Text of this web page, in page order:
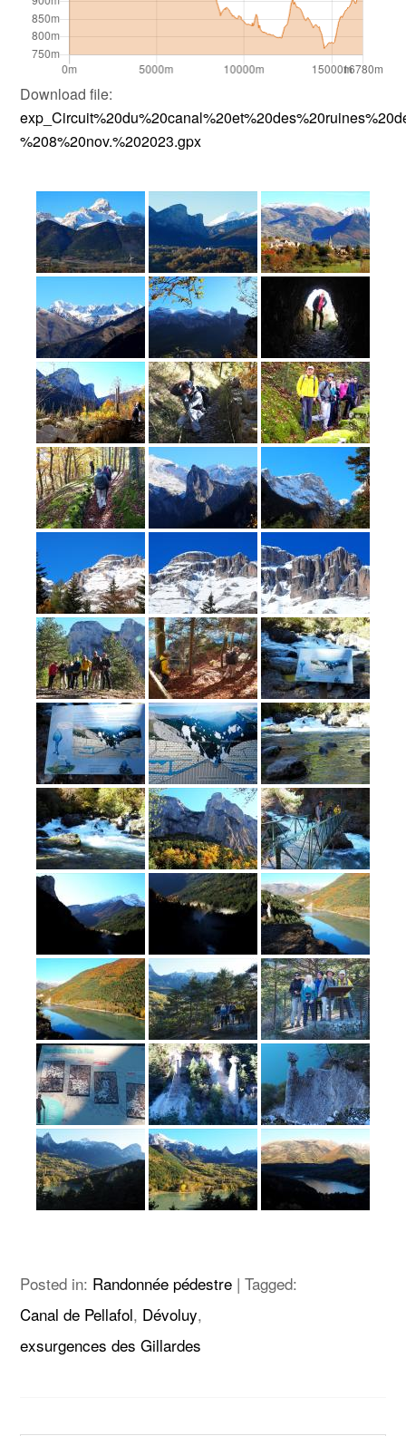
Download file:
%208%20nov.%202023.gpx
Posted in: Randonnée pédestre |Tagged:
Canal de Pellafol, Dévoluy,
exsurgences des Gillardes